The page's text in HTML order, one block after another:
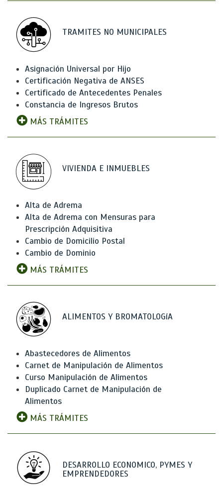
TRAMITES NO MUNICIPALES
Asignación Universal por Hijo
Certificación Negativa de ANSES
Certificado de Antecedentes Penales
Constancia de Ingresos Brutos
MÁS TRÁMITES
VIVIENDA E INMUEBLES
Alta de Adrema
Alta de Adrema con Mensuras para
Prescripción Adquisitiva
Cambio de Domicilio Postal
Cambio de Dominio
MÁS TRÁMITES
ALIMENTOS Y BROMATOLOGíA
Abastecedores de Alimentos
Carnet de Manipulación de Alimentos
Curso Manipulación de Alimentos
Duplicado Carnet de Manipulación de
Alimentos
MÁS TRÁMITES
DESARROLLO ECONOMICO, PYMES Y
EMPRENDEDORES